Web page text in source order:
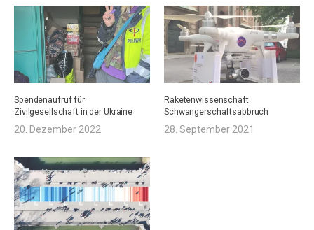
Spendenaufruf für
Zivilgesellschaft in der Ukraine
20. Dezember 2022
Raketenwissenschaft
Schwangerschaftsabbruch
28. September 2021